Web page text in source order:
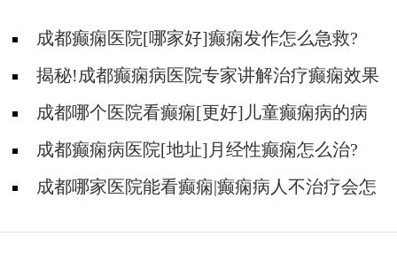
成都癫痫医院[哪家好]癫痫发作怎么急救?
揭秘!成都癫痫病医院专家讲解治疗癫痫效果
好的方法?
成都哪个医院看癫痫[更好]儿童癫痫病的病
因?成都癫痫病医院[地址]月经性癫痫怎么治?
成都哪家医院能看癫痫|癫痫病人不治疗会怎